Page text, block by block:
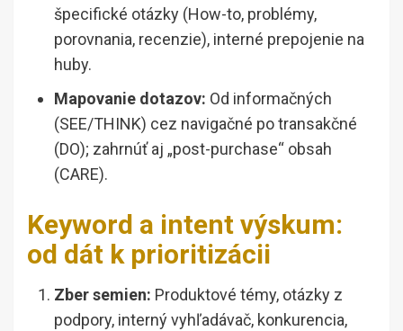
špecifické otázky (How-to, problémy,
porovnania, recenzie), interné prepojenie na
huby.
Mapovanie dotazov: Od informačných
(SEE/THINK) cez navigačné po transakčné
(DO); zahrnúť aj „post-purchase“ obsah
(CARE).
Keyword a intent výskum:
od dát k prioritizácii
Zber semien: Produktové témy, otázky z
podpory, interný vyhľadávač, konkurencia,